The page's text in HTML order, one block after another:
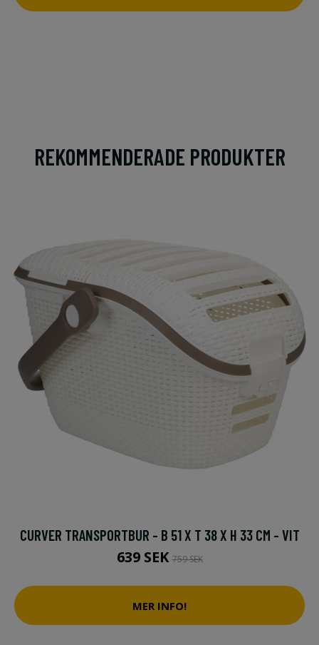
REKOMMENDERADE PRODUKTER
CURVER TRANSPORTBUR - B 51 X T 38 X H 33 CM - VIT
639 SEK759 SEK
MER INFO!